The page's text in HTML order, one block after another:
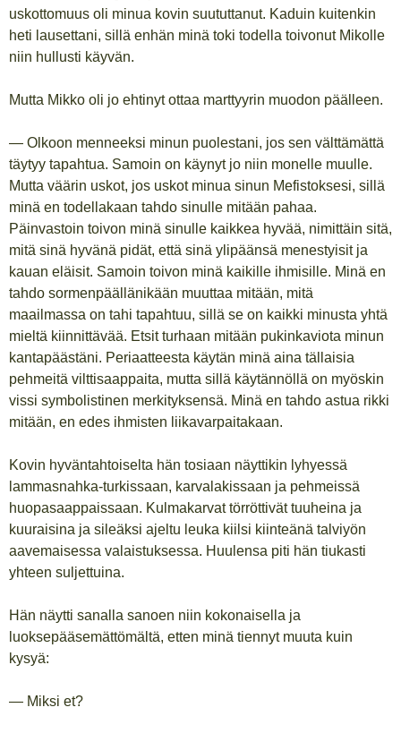
uskottomuus oli minua kovin suututtanut. Kaduin kuitenkin
heti lausettani, sillä enhän minä toki todella toivonut Mikolle
niin hullusti käyvän.
Mutta Mikko oli jo ehtinyt ottaa marttyyrin muodon päälleen.
— Olkoon menneeksi minun puolestani, jos sen välttämättä
täytyy tapahtua. Samoin on käynyt jo niin monelle muulle.
Mutta väärin uskot, jos uskot minua sinun Mefistoksesi, sillä
minä en todellakaan tahdo sinulle mitään pahaa.
Päinvastoin toivon minä sinulle kaikkea hyvää, nimittäin sitä,
mitä sinä hyvänä pidät, että sinä ylipäänsä menestyisit ja
kauan eläisit. Samoin toivon minä kaikille ihmisille. Minä en
tahdo sormenpäällänikään muuttaa mitään, mitä
maailmassa on tahi tapahtuu, sillä se on kaikki minusta yhtä
mieltä kiinnittävää. Etsit turhaan mitään pukinkaviota minun
kantapäästäni. Periaatteesta käytän minä aina tällaisia
pehmeitä vilttisaappaita, mutta sillä käytännöllä on myöskin
vissi symbolistinen merkityksensä. Minä en tahdo astua rikki
mitään, en edes ihmisten liikavarpaitakaan.
Kovin hyväntahtoiselta hän tosiaan näyttikin lyhyessä
lammasnahka-turkissaan, karvalakissaan ja pehmeissä
huopasaappaissaan. Kulmakarvat törröttivät tuuheina ja
kuuraisina ja sileäksi ajeltu leuka kiilsi kiinteänä talviyön
aavemaisessa valaistuksessa. Huulensa piti hän tiukasti
yhteen suljettuina.
Hän näytti sanalla sanoen niin kokonaisella ja
luoksepääsemättömältä, etten minä tiennyt muuta kuin
kysyä:
— Miksi et?